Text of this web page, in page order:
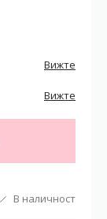
Вижте
Вижте
В наличност